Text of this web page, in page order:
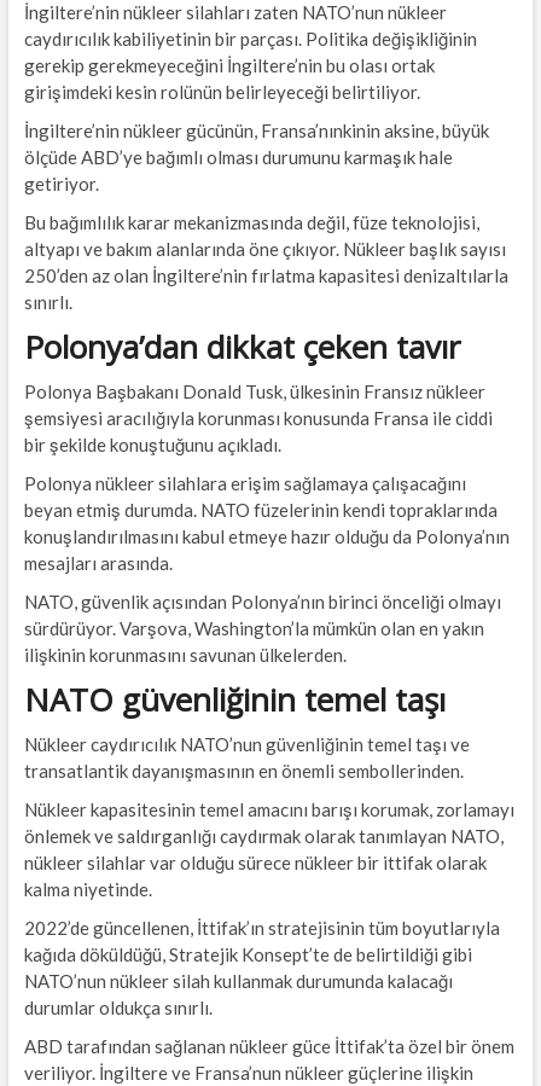
İngiltere’nin nükleer silahları zaten NATO’nun nükleer
caydırıcılık kabiliyetinin bir parçası. Politika değişikliğinin
gerekip gerekmeyeceğini İngiltere’nin bu olası ortak
girişimdeki kesin rolünün belirleyeceği belirtiliyor.
İngiltere’nin nükleer gücünün, Fransa’nınkinin aksine, büyük
ölçüde ABD’ye bağımlı olması durumunu karmaşık hale
getiriyor.
Bu bağımlılık karar mekanizmasında değil, füze teknolojisi,
altyapı ve bakım alanlarında öne çıkıyor. Nükleer başlık sayısı
250’den az olan İngiltere’nin fırlatma kapasitesi denizaltılarla
sınırlı.
Polonya’dan dikkat çeken tavır
Polonya Başbakanı Donald Tusk, ülkesinin Fransız nükleer
şemsiyesi aracılığıyla korunması konusunda Fransa ile ciddi
bir şekilde konuştuğunu açıkladı.
Polonya nükleer silahlara erişim sağlamaya çalışacağını
beyan etmiş durumda. NATO füzelerinin kendi topraklarında
konuşlandırılmasını kabul etmeye hazır olduğu da Polonya’nın
mesajları arasında.
NATO, güvenlik açısından Polonya’nın birinci önceliği olmayı
sürdürüyor. Varşova, Washington’la mümkün olan en yakın
ilişkinin korunmasını savunan ülkelerden.
NATO güvenliğinin temel taşı
Nükleer caydırıcılık NATO’nun güvenliğinin temel taşı ve
transatlantik dayanışmasının en önemli sembollerinden.
Nükleer kapasitesinin temel amacını barışı korumak, zorlamayı
önlemek ve saldırganlığı caydırmak olarak tanımlayan NATO,
nükleer silahlar var olduğu sürece nükleer bir ittifak olarak
kalma niyetinde.
2022’de güncellenen, İttifak’ın stratejisinin tüm boyutlarıyla
kağıda döküldüğü, Stratejik Konsept’te de belirtildiği gibi
NATO’nun nükleer silah kullanmak durumunda kalacağı
durumlar oldukça sınırlı.
ABD tarafından sağlanan nükleer güce İttifak’ta özel bir önem
veriliyor. İngiltere ve Fransa’nun nükleer güçlerine ilişkin